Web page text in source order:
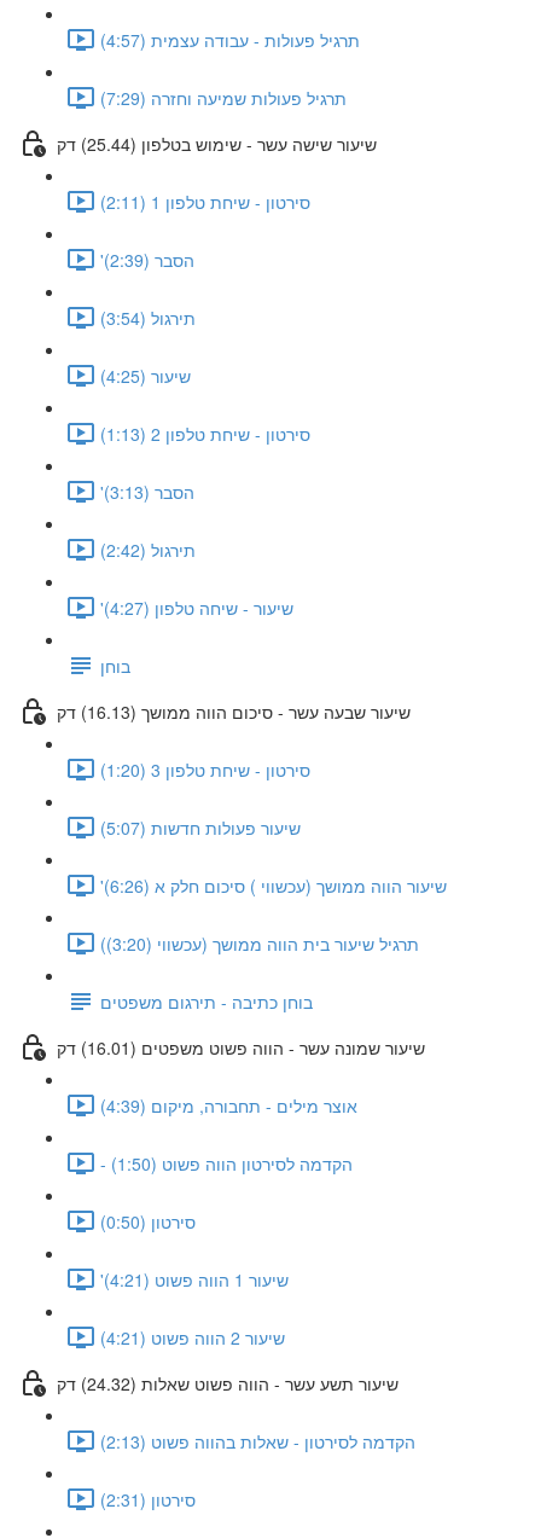
תרגיל פעולות - עבודה עצמית (4:57)
תרגיל פעולות שמיעה וחזרה (7:29)
שיעור שישה עשר - שימוש בטלפון (25.44) דק
סירטון - שיחת טלפון 1 (2:11)
'הסבר (2:39)
תירגול (3:54)
שיעור (4:25)
סירטון - שיחת טלפון 2 (1:13)
'הסבר (3:13)
תירגול (2:42)
'שיעור - שיחה טלפון (4:27)
בוחן
שיעור שבעה עשר - סיכום הווה ממושך (16.13) דק
סירטון - שיחת טלפון 3 (1:20)
שיעור פעולות חדשות (5:07)
'שיעור הווה ממושך (עכשווי ) סיכום חלק א (6:26)
(תרגיל שיעור בית הווה ממושך (עכשווי (3:20)
בוחן כתיבה - תירגום משפטים
שיעור שמונה עשר - הווה פשוט משפטים (16.01) דק
אוצר מילים - תחבורה, מיקום (4:39)
- הקדמה לסירטון הווה פשוט (1:50)
סירטון (0:50)
'שיעור 1 הווה פשוט (4:21)
שיעור 2 הווה פשוט (4:21)
שיעור תשע עשר - הווה פשוט שאלות (24.32) דק
הקדמה לסירטון - שאלות בהווה פשוט (2:13)
סירטון (2:31)